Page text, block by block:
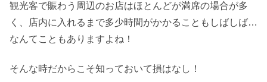
観光客で賑わう周辺のお店はほとんどが満席の場合が多
く、店内に入れるまで多少時間がかかることもしばしば…
なんてこともありますよね！
そんな時だからこそ知っておいて損はなし！